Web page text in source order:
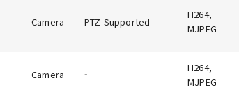
Camera PTZ Supported
H264,
MJPEG
Camera -
H264,
MJPEG